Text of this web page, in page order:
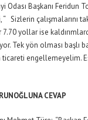
Odası Başkanı Feridun
Sizlerin çalışmalarını
7.70 yollar ise
Tek yön olması başlı
ticareti engellemeyelim.
CEVAP